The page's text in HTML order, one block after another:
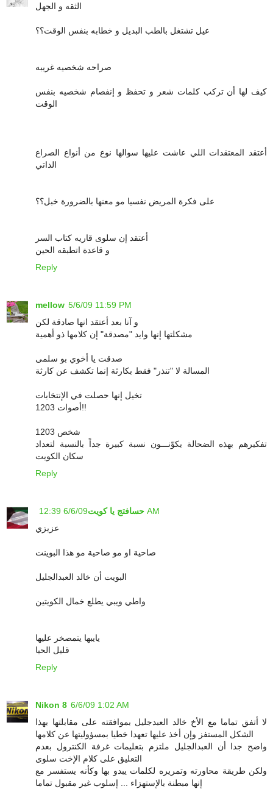
الثقه و الجهل
عيل تشتغل بالطب البديل و خطابه بنفس الوقت؟؟
صراحه شخصيه غريبه
كيف لها أن تركب كلمات شعر و تحفظ و إنفصام شخصيه بنفس
الوقت
أعتقد المعتقدات اللي عاشت عليها سوالها نوع من أنواع الصراع
الذاتي
على فكرة المريض نفسيا مو معنها بالضرورة خبل؟؟
أعتقد إن سلوى قاريه كتاب السر
و قاعدة اتطبقه الحين
Reply
mellow 5/6/09 11:59 PM
و آنا بعد أعتقد انها صادقة لكن
مشكلتها إنها وايد "مصدقة" إن كلامها ذو أهمية
صدقت يا أخوي بو سلمى
المسالة لا "تنذر" فقط بكارثة إنما تكشف عن كارثة
تخيل إنها حصلت في الإنتخابات
1203 أصوات!!
1203 شخص
تفكيرهم بهذه الضحالة يكوّنـــون نسبة كبيرة جداً بالنسبة لتعداد
سكان الكويت
Reply
حسافتج يا كويت 6/6/09 12:39 AM
عزيزي
صاحية او مو صاحية مو هذا البوينت
البويت أن خالد العبدالجليل
واطي ويبي يطلع خمال الكويتين
يايبها يتمصخر عليها
قليل الحيا
Reply
Nikon 8 6/6/09 1:02 AM
لا أتفق تماما مع الأخ خالد العبدجليل بموافقته على مقابلتها بهذا
الشكل المستفز وإن أخذ عليها تعهدا خطيا بمسؤوليتها عن كلامها
واضح جدا أن العبدالجليل ملتزم بتعليمات غرفة الكنترول بعدم
التعليق على كلام الإخت سلوى
ولكن طريقة محاورته وتمريره لكلمات يبدو بها وكأنه يستفسر مع
إنها مبطنة بالإستهزاء ... إسلوب غير مقبول تماما